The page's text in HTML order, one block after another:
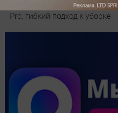
Обзор вертикального
Pro: гибкий подход к уборке